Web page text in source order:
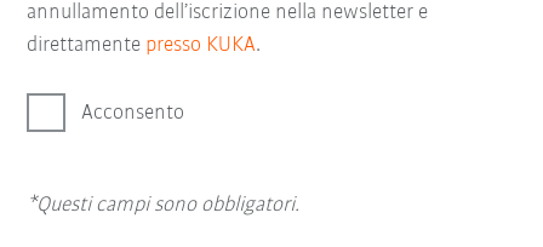
annullamento dell’iscrizione nella newsletter e
direttamente presso KUKA.
Acconsento
*Questi campi sono obbligatori.